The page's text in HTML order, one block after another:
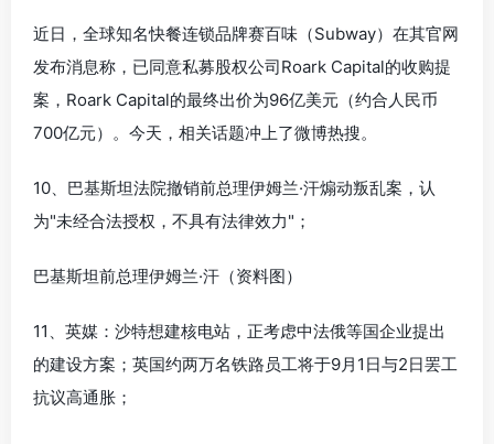
近日，全球知名快餐连锁品牌赛百味（Subway）在其官网
发布消息称，已同意私募股权公司Roark Capital的收购提
案，Roark Capital的最终出价为96亿美元（约合人民币
700亿元）。今天，相关话题冲上了微博热搜。
10、巴基斯坦法院撤销前总理伊姆兰·汗煽动叛乱案，认
为"未经合法授权，不具有法律效力"；
巴基斯坦前总理伊姆兰·汗（资料图）
11、英媒：沙特想建核电站，正考虑中法俄等国企业提出
的建设方案；英国约两万名铁路员工将于9月1日与2日罢工
抗议高通胀；